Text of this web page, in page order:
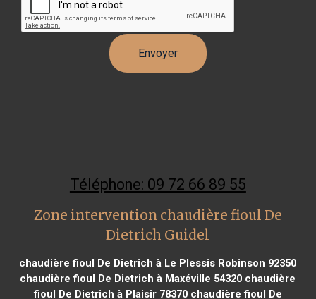
Téléphone: 09 72 66 89 55
Zone intervention chaudière fioul De
Dietrich Guidel
chaudière fioul De Dietrich à Le Plessis Robinson 92350
chaudière fioul De Dietrich à Maxéville 54320 chaudière
fioul De Dietrich à Plaisir 78370chaudière fioul De